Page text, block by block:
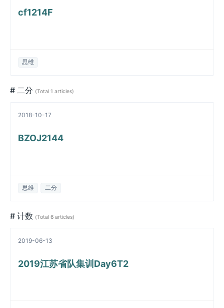
cf1214F
思维
# 二分 (Total 1 articles)
2018-10-17
BZOJ2144
思维 二分
# 计数 (Total 6 articles)
2019-06-13
2019江苏省队集训Day6T2